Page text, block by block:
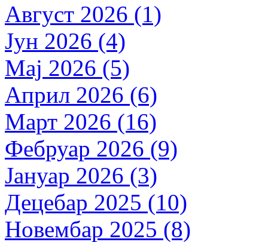
Август 2026 (1)
Јун 2026 (4)
Мај 2026 (5)
Април 2026 (6)
Март 2026 (16)
Фебруар 2026 (9)
Јануар 2026 (3)
Децебар 2025 (10)
Новембар 2025 (8)